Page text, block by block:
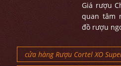
Giá rượu
quan tâm
đồ rượu
cửa hàng Rượu Cortel XO